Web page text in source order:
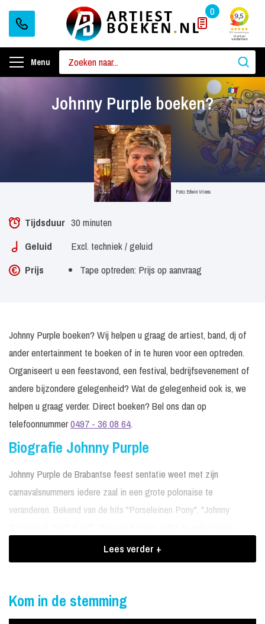
0
Menu
Johnny Purple boeken?
Foto: Edwin Vriens
Tijdsduur 30 minuten
Geluid
Excl. techniek / geluid
Prijs
Tape optreden: Prijs op aanvraag
Johnny Purple boeken? Wij helpen u graag de artiest, band, dj of
ander entertainment te boeken of in te huren voor een optreden.
Organiseert u een feestavond, een festival, bedrijfsevenement of
andere bijzondere gelegenheid? Wat de gelegenheid ook is, we
helpen u graag verder. Direct boeken? Bel ons dan op
telefoonnummer0497 - 36 08 64.
Biografie Johnny Purple
Johnny Purple de Brabantse feest sentatie weet met zijn
carnavalsnummers iedere zaal in een grote polonaise te
veranderen. Bekend van de hits "Porseleinen Pony", "Johnny
Boekingen Johnny Purple
Johnny Purple is al jaren een graag geziene gast op iedere
(carnavals) party in het zuiden. Ook in 2020 gaat hij ongetwijfeld
Lees verder +
Kom in de stemming